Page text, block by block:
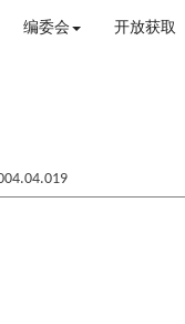
编委会 开放获取